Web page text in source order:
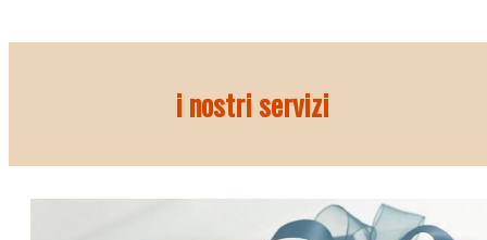
i nostri servizi